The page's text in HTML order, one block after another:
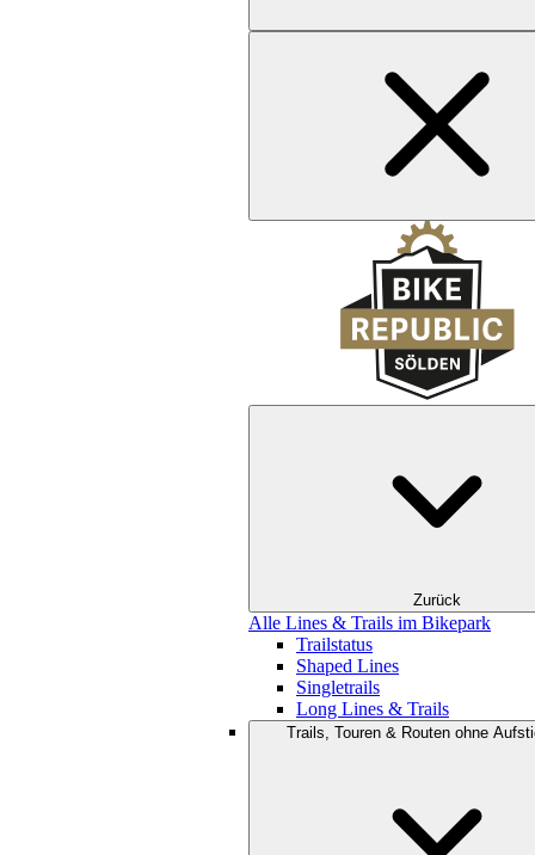
Zurück
Alle Lines & Trails im Bikepark
Trailstatus
Shaped Lines
Singletrails
Long Lines & Trails
Trails, Touren & Routen ohne